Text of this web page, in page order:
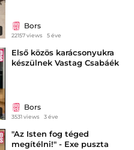
Bors
22157 views 5 éve
Első közös karácsonyukra
készülnek Vastag Csabáék
Bors
3531 views 3 éve
"Az Isten fog téged
megítélni!" - Exe puszta